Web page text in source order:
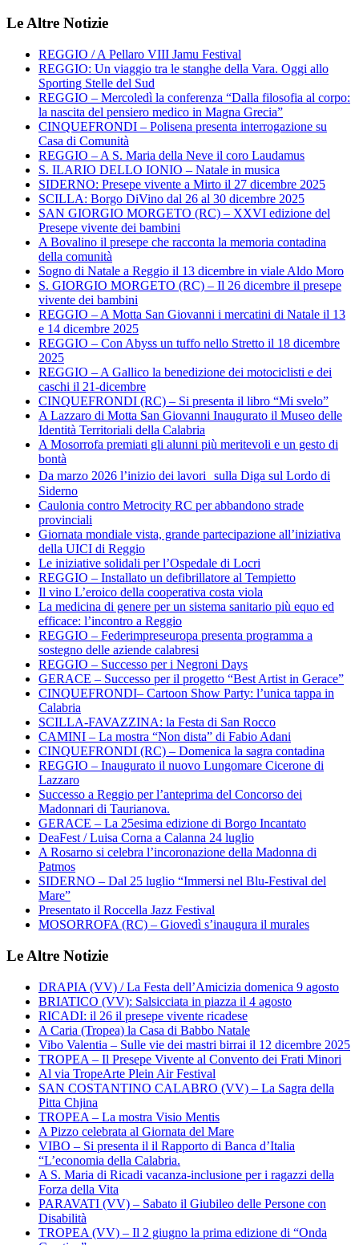
Le Altre Notizie
REGGIO / A Pellaro VIII Jamu Festival
REGGIO: Un viaggio tra le stanghe della Vara. Oggi allo
Sporting Stelle del Sud
REGGIO – Mercoledì la conferenza “Dalla filosofia al corpo:
la nascita del pensiero medico in Magna Grecia”
CINQUEFRONDI – Polisena presenta interrogazione su
Casa di Comunità
REGGIO – A S. Maria della Neve il coro Laudamus
S. ILARIO DELLO IONIO – Natale in musica
SIDERNO: Presepe vivente a Mirto il 27 dicembre 2025
SCILLA: Borgo DiVino dal 26 al 30 dicembre 2025
SAN GIORGIO MORGETO (RC) – XXVI edizione del
Presepe vivente dei bambini
A Bovalino il presepe che racconta la memoria contadina
della comunità
Sogno di Natale a Reggio il 13 dicembre in viale Aldo Moro
S. GIORGIO MORGETO (RC) – Il 26 dicembre il presepe
vivente dei bambini
REGGIO – A Motta San Giovanni i mercatini di Natale il 13
e 14 dicembre 2025
REGGIO – Con Abyss un tuffo nello Stretto il 18 dicembre
2025
REGGIO – A Gallico la benedizione dei motociclisti e dei
caschi il 21-dicembre
CINQUEFRONDI (RC) – Si presenta il libro “Mi svelo”
A Lazzaro di Motta San Giovanni Inaugurato il Museo delle
Identità Territoriali della Calabria
A Mosorrofa premiati gli alunni più meritevoli e un gesto di
bontà
Da marzo 2026 l’inizio dei lavori sulla Diga sul Lordo di
Siderno
Caulonia contro Metrocity RC per abbandono strade
provinciali
Giornata mondiale vista, grande partecipazione all’iniziativa
della UICI di Reggio
Le iniziative solidali per l’Ospedale di Locri
REGGIO – Installato un defibrillatore al Tempietto
Il vino L’eroico della cooperativa costa viola
La medicina di genere per un sistema sanitario più equo ed
efficace: l’incontro a Reggio
REGGIO – Federimpreseuropa presenta programma a
sostegno delle aziende calabresi
REGGIO – Successo per i Negroni Days
GERACE – Successo per il progetto “Best Artist in Gerace”
CINQUEFRONDI– Cartoon Show Party: l’unica tappa in
Calabria
SCILLA-FAVAZZINA: la Festa di San Rocco
CAMINI – La mostra “Non dista” di Fabio Adani
CINQUEFRONDI (RC) – Domenica la sagra contadina
REGGIO – Inaugurato il nuovo Lungomare Cicerone di
Lazzaro
Successo a Reggio per l’anteprima del Concorso dei
Madonnari di Taurianova.
GERACE – La 25esima edizione di Borgo Incantato
DeaFest / Luisa Corna a Calanna 24 luglio
A Rosarno si celebra l’incoronazione della Madonna di
Patmos
SIDERNO – Dal 25 luglio “Immersi nel Blu-Festival del
Mare”
Presentato il Roccella Jazz Festival
MOSORROFA (RC) – Giovedì s’inaugura il murales
Le Altre Notizie
DRAPIA (VV) / La Festa dell’Amicizia domenica 9 agosto
BRIATICO (VV): Salsicciata in piazza il 4 agosto
RICADI: il 26 il presepe vivente ricadese
A Caria (Tropea) la Casa di Babbo Natale
Vibo Valentia – Sulle vie dei mastri birrai il 12 dicembre 2025
TROPEA – Il Presepe Vivente al Convento dei Frati Minori
Al via TropeArte Plein Air Festival
SAN COSTANTINO CALABRO (VV) – La Sagra della
Pitta Chjina
TROPEA – La mostra Visio Mentis
A Pizzo celebrata al Giornata del Mare
VIBO – Si presenta il il Rapporto di Banca d’Italia
“L’economia della Calabria.
A S. Maria di Ricadi vacanza-inclusione per i ragazzi della
Forza della Vita
PARAVATI (VV) – Sabato il Giubileo delle Persone con
Disabilità
TROPEA (VV) – Il 2 giugno la prima edizione di “Onda